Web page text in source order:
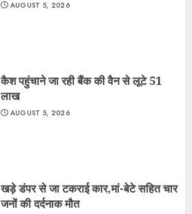
AUGUST 5, 2026
कैश पहुंचाने जा रही बैंक की वैन से लूटे 51
लाख
AUGUST 5, 2026
खड़े डंपर से जा टकराई कार,मां-बेटे सहित चार
जनों की दर्दनाक मौत